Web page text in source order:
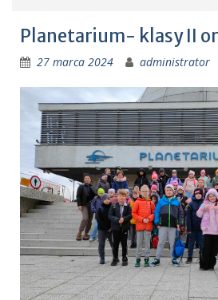
Planetarium- klasy II
27 marca 2024 administrator